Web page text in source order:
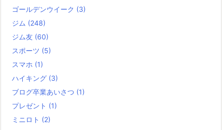
ゴールデンウイーク (3)
ジム (248)
ジム友 (60)
スポーツ (5)
スマホ (1)
ハイキング (3)
ブログ卒業あいさつ (1)
プレゼント (1)
ミニロト (2)